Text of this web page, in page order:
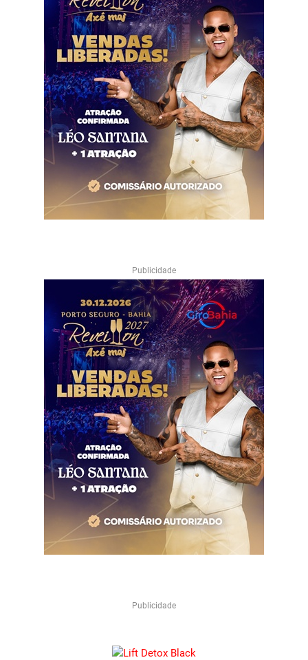
Publicidade
Publicidade